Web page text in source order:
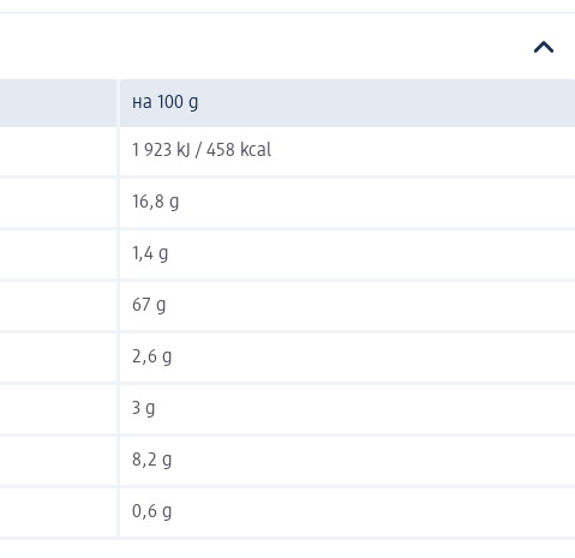
на 100 g
1 923 kJ / 458 kcal
16,8 g
1,4 g
67 g
2,6 g
3 g
8,2 g
0,6 g